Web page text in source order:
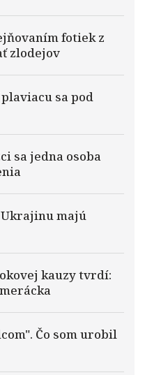
fotiek z
zlodejov
sa pod
sa jedna osoba
Ukrajinu majú
kauzy tvrdí:
Čo som urobil